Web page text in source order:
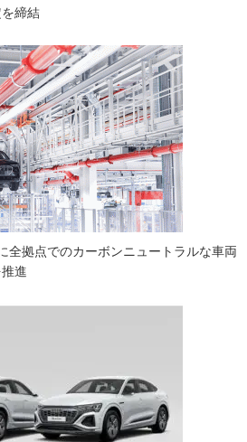
締結
全拠点でのカーボンニュートラルな車両
進